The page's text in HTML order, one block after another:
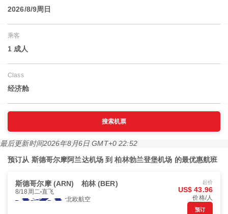
2026/8/9周日
乘客
1 成人
Class
经济舱
搜索机票
最后更新时间2026年8月6日 GMT+0 22:52
预订从 斯德哥尔摩阿兰达机场 到 柏林勃兰登堡机场 的最优惠航班
斯德哥尔摩 (ARN) 柏林 (BER)
8/18周二 直飞
北欧航空
起价
US$ 43.96
价格/人
预订